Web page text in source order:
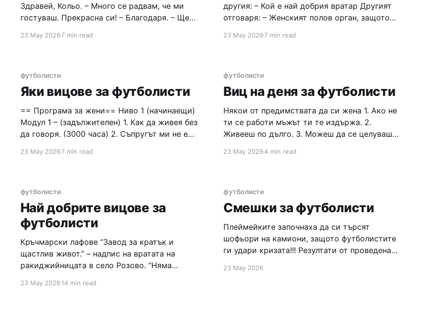
Здравей, Кольо. – Много се радвам, че ми
гостуваш. Прекрасна си! – Благодаря. – Ще
Ъммм... даа... казвам се Винченция, от
23 May 20267 min read
другия: – Кой е най добрия вратар Другият
отговаря: – Женският полов орган, защото
мозъка на центърнападателя. Футболист
спокоен, когато умирам, кажи ми
изневерила ли
23 May 2026 7 min read
футболисти
Яки вицове за футболисти
== Програма за жени== Ниво 1 (начинаещи)
Модул 1 – (задължителен) 1. Как да живея без
да говоря. (3000 часа) 2. Съпругът ми не е
думата "искам" възможно най–рядко. (3000
23 May 20267 min read
футболисти
Виц на деня за футболисти
Някои от предимствата да си жена 1. Ако не
ти се работи мъжът ти те издържа. 2.
Живееш по дълго. 3. Можеш да се целуваш с
мислят. 4. Половите ти органи не те
23 May 20264 min read
футболисти
Най добрите вицове за
футболисти
Кръчмарски лафове “Завод за кратък и
щастлив живот.” – надпис на вратата на
ракиджийницата в село Розово. “Няма
кръчмарско мото и лаф. Т–то в радост не се
23 May 202614 min read
футболисти
Смешки за футболисти
Плеймейките започнаха да си търсят
шофьори на камиони, защото футболистите
ги удари кризата!!! Резултати от проведената
работата на всички автосервизи. – Спрени
23 May 2026